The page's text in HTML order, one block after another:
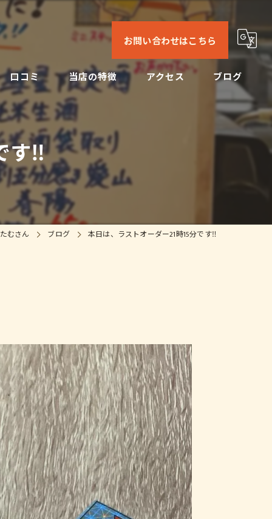
お問い合わせはこちら
口コミ 当店の特徴
日本酒
ビール
焼酎
刺身
ドリンク
アクセス ブログ
コラム
す‼️
むさん ブログ 本日は、ラストオーダー21時15分です‼️